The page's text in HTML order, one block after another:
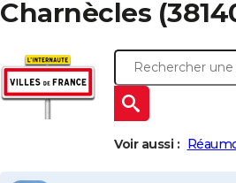
Charnècles
Voir aussi :